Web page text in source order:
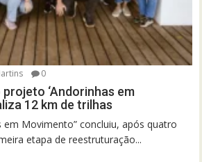
0
‘Andorinhas em
12 km de trilhas
em Movimento” concluiu, após quatro
etapa de reestruturação...